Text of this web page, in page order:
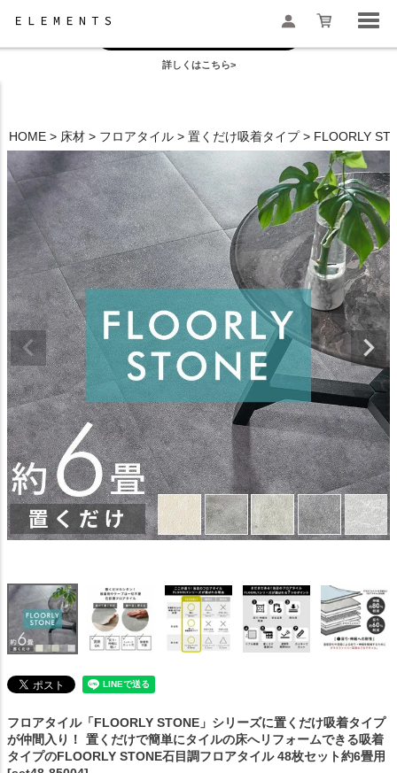
お盆の模様替えは今がおすすめ！
詳しくはこちら>
HOME 床材 フロアタイル 置くだけ吸着タイプ FLOORLY
フロアタイル「FLOORLY STONE」シリーズに置くだけ吸着タイプ
が仲間入り！
置くだけで簡単にタイルの床へリフォームできる吸着
タイプのFLOORLY STONE石目調フロアタイル 48枚セット約6畳用